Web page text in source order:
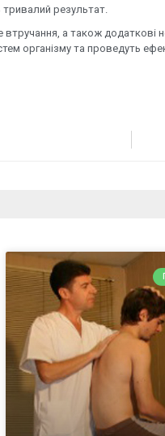
результат.
а також
організму та проведуть